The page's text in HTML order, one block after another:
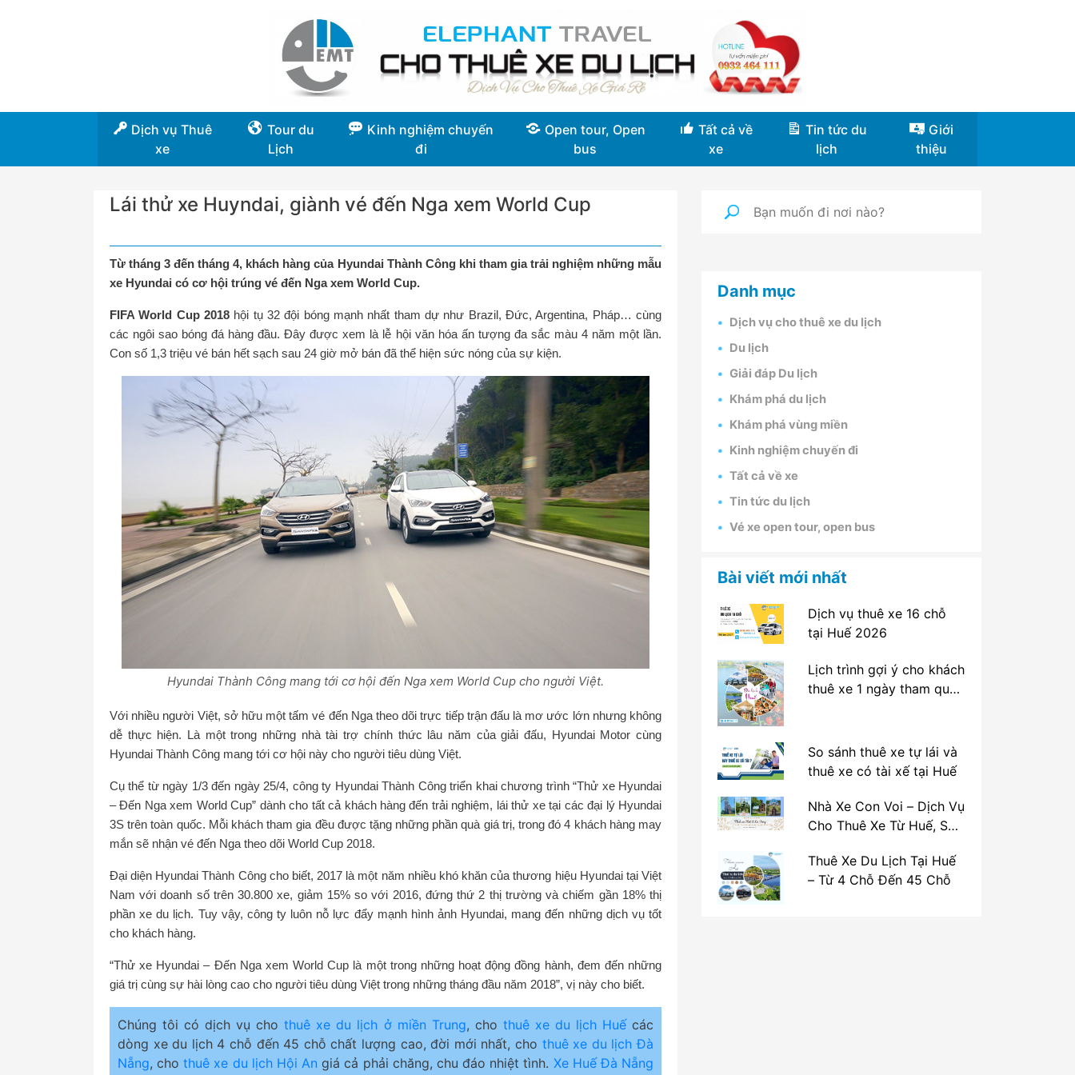
Dịch vụ Thuê
xe
Tour du
Lịch
Kinh nghiệm chuyến
đi
Open tour, Open
bus
Tất cả về
xe
Tin tức du
lịch
Giới
thiệu
Lái thử xe Huyndai, giành vé đến Nga xem World Cup
Từ tháng 3 đến tháng 4, khách hàng của Hyundai Thành Công khi tham gia trải nghiệm những mẫu
xe Hyundai có cơ hội trúng vé đến Nga xem World Cup.
FIFA World Cup 2018 hội tụ 32 đội bóng mạnh nhất tham dự như Brazil, Đức, Argentina, Pháp… cùng
các ngôi sao bóng đá hàng đầu. Đây được xem là lễ hội văn hóa ấn tượng đa sắc màu 4 năm một lần.
Con số 1,3 triệu vé bán hết sạch sau 24 giờ mở bán đã thể hiện sức nóng của sự kiện.
Hyundai Thành Công mang tới cơ hội đến Nga xem World Cup cho người Việt.
Với nhiều người Việt, sở hữu một tấm vé đến Nga theo dõi trực tiếp trận đấu là mơ ước lớn nhưng không
dễ thực hiện. Là một trong những nhà tài trợ chính thức lâu năm của giải đấu, Hyundai Motor cùng
Hyundai Thành Công mang tới cơ hội này cho người tiêu dùng Việt.
Cụ thể từ ngày 1/3 đến ngày 25/4, công ty Hyundai Thành Công triển khai chương trình “Thử xe Hyundai
– Đến Nga xem World Cup” dành cho tất cả khách hàng đến trải nghiệm, lái thử xe tại các đại lý Hyundai
3S trên toàn quốc. Mỗi khách tham gia đều được tặng những phần quà giá trị, trong đó 4 khách hàng may
mắn sẽ nhận vé đến Nga theo dõi World Cup 2018.
Đại diện Hyundai Thành Công cho biết, 2017 là một năm nhiều khó khăn của thương hiệu Hyundai tại Việt
Nam với doanh số trên 30.800 xe, giảm 15% so với 2016, đứng thứ 2 thị trường và chiếm gần 18% thị
phần xe du lịch. Tuy vậy, công ty luôn nỗ lực đẩy mạnh hình ảnh Hyundai, mang đến những dịch vụ tốt
cho khách hàng.
“Thử xe Hyundai – Đến Nga xem World Cup là một trong những hoạt động đồng hành, đem đến những
giá trị cùng sự hài lòng cao cho người tiêu dùng Việt trong những tháng đầu năm 2018”, vị này cho biết.
Chúng tôi có dịch vụ chothuê xe du lịch ở miền Trung, cho thuê xe du lịch Huếcác
dòng xe du lịch 4 chỗ đến 45 chỗ chất lượng cao, đời mới nhất, cho thuê xe du lịch Đà
Nẵng, chothuê xe du lịch Hội An giá cả phải chăng, chu đáo nhiệt tình. Xe Huế Đà Nẵng
Danh mục
Dịch vụ cho thuê xe du lịch
Du lịch
Giải đáp Du lịch
Khám phá du lịch
Khám phá vùng miền
Kinh nghiệm chuyến đi
Tất cả về xe
Tin tức du lịch
Vé xe open tour, open bus
Bài viết mới nhất
Dịch vụ thuê xe 16 chỗ
tại Huế 2026
Lịch trình gợi ý cho khách
thuê xe 1 ngày tham quan
So sánh thuê xe tự lái và
thuê xe có tài xế tại Huế
Nhà Xe Con Voi – Dịch Vụ
Cho Thuê Xe Từ Huế, Sân
La Vang
Thuê Xe Du Lịch Tại Huế
– Từ 4 Chỗ Đến 45 Chỗ